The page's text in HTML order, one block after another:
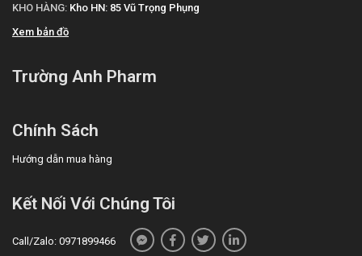
KHO HÀNG: Kho HN: 85 Vũ Trọng Phụng
Xem bản đồ
Trường Anh Pharm
Chính Sách
Hướng dẫn mua hàng
Kết Nối Với Chúng Tôi
Call/Zalo: 0971899466